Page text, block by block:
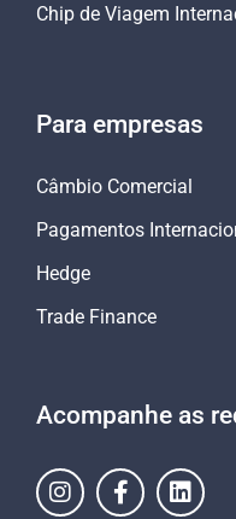
Chip de Viagem
Para empresas
Câmbio Comercial
Pagamentos
Hedge
Trade Finance
Acompanhe as